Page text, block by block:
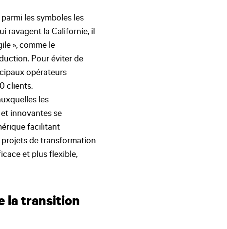
les symboles les
ravagent la Californie, il
», comme le
Pour éviter de
opérateurs
clients.
les
innovantes se
facilitant
projets de transformation
et plus flexible,
la transition